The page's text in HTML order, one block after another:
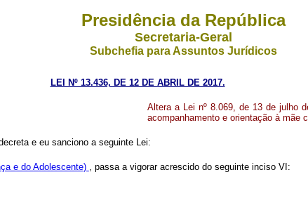
Presidência da República
Secretaria-Geral
Subchefia para Assuntos Jurídicos
LEI Nº 13.436, DE 12 DE ABRIL DE 2017.
Altera a Lei nº 8.069, de 13 de julho
acompanhamento e orientação à mãe
e eu sanciono a seguinte Lei:
e do Adolescente) , passa a vigorar acrescido do seguinte inciso VI: